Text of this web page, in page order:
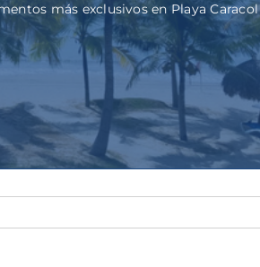
más exclusivos en Playa Caracol